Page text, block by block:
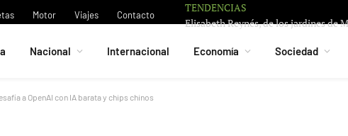
Motor Viajes Contacto
TENDENCIAS
Nacional Internacional Economía Sociedad
a OpenAI con IA barata y chips chinos